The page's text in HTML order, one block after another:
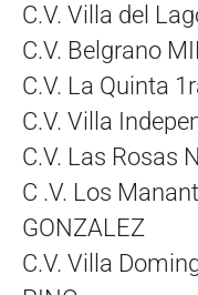
C.V. Villa del
C.V. Belgrano
C.V. La Quinta
C.V. Villa
C.V. Las Rosas
C .V. Los
GONZALEZ
C.V. Villa